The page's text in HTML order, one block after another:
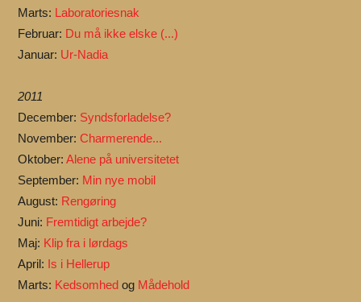
Marts: Laboratoriesnak
Februar: Du må ikke elske (...)
Januar: Ur-Nadia
2011
December: Syndsforladelse?
November:Charmerende...
Oktober:Alene på universitetet
September: Min nye mobil
August: Rengøring
Juni: Fremtidigt arbejde?
Maj: Klip fra i lørdags
April: Is i Hellerup
Marts: Kedsomhed og Mådehold